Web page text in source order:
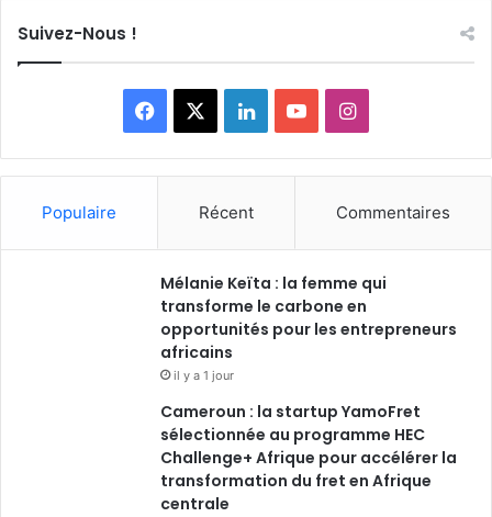
Suivez-Nous !
a
b
o
o
k
L
i
e
d
n
o
u
b
I
n
a
g
a
m
Populaire Récent Commentaires
Mélanie Keïta : la femme qui
transforme le carbone en
opportunités pour les entrepreneurs
africains
il y a 1 jour
Cameroun : la startup YamoFret
sélectionnée au programme HEC
Challenge+ Afrique pour accélérer la
transformation du fret en Afrique
centrale